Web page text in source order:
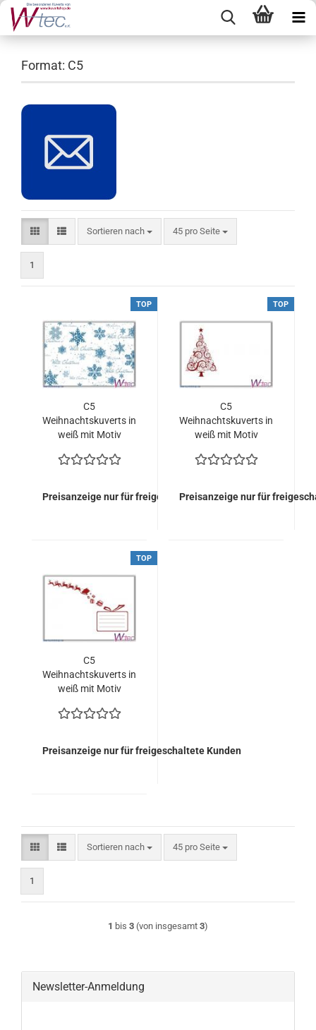
Format: C5
Sortieren nach
Sortieren nach 45 pro Seite
pro Seite
1
TOP
C5
Weihnachtskuverts in
weiß mit Motiv
White Christmas" (50
Preisanzeige nur für freigeschaltete Kunden
TOP
C5
Weihnachtskuverts in
weiß mit Motiv
(50 Stück = 50,00
Preisanzeige nur für
TOP
C5
Weihnachtskuverts in
weiß mit Motiv
50,00 Euro)
Preisanzeige nur für freigeschaltete Kunden
Sortieren nach
Sortieren nach 45 pro Seite
pro Seite
1
1 bis 3 (von insgesamt 3)
Newsletter-Anmeldung